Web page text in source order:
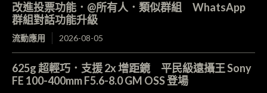
改進投票功能．@所有人．類似群組 WhatsApp
群組對話功能升級
流動應用 2026-08-05
625g 超輕巧．支援 2x 增距鏡 平民級遠攝王 Sony
FE 100-400mm F5.6-8.0 GM OSS 登場